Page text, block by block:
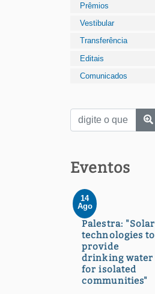
Prêmios
Vestibular
Transferência
Editais
Comunicados
Eventos
14
Ago
Palestra: "Solar
technologies to
provide
drinking water
for isolated
communities"